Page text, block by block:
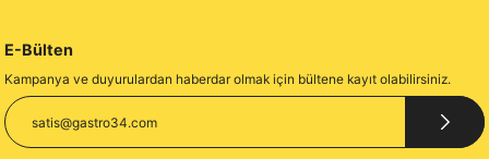
E-Bülten
Kampanya ve duyurulardan haberdar olmak için bültene kayıt olabilirsiniz.